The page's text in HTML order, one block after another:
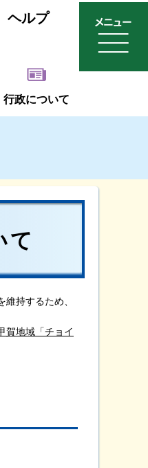
ヘルプ
行政について
て
持するため、
賀地域「チョイ